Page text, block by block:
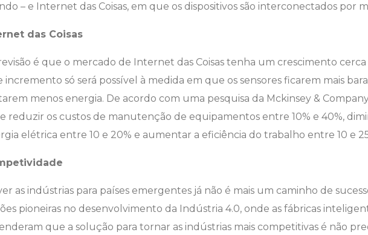
– e Internet das Coisas, em que os dispositivos são interconectados por
das Coisas
é que o mercado de Internet das Coisas tenha um crescimento
incremento só será possível à medida em que os sensores ficarem mais
menos energia. De acordo com uma pesquisa da Mckinsey &
reduzir os custos de manutenção de equipamentos entre 10% e 40%,
elétrica entre 10 e 20% e aumentar a eficiência do trabalho entre 10 e
as indústrias para países emergentes já não é mais um caminho de
pioneiras no desenvolvimento da Indústria 4.0, onde as fábricas
que a solução para tornar as indústrias mais competitivas é não